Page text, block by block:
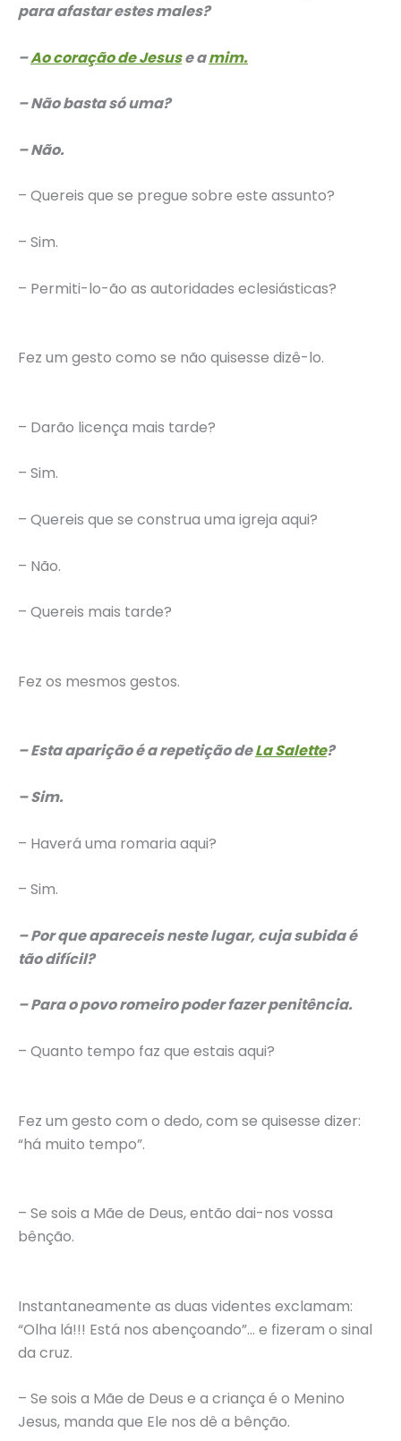
para afastar estes males?
–Ao coração de Jesuse amim.
– Não basta só uma?
– Não.
– Quereis que se pregue sobre este assunto?
– Sim.
– Permiti-lo-ão as autoridades eclesiásticas?
Fez um gesto como se não quisesse dizê-lo.
– Darão licença mais tarde?
– Sim.
– Quereis que se construa uma igreja aqui?
– Não.
– Quereis mais tarde?
Fez os mesmos gestos.
– Esta aparição é a repetição deLa Salette?
– Sim.
– Haverá uma romaria aqui?
– Sim.
– Por que apareceis neste lugar, cuja subida é
tão difícil?
– Para o povo romeiro poder fazer penitência.
– Quanto tempo faz que estais aqui?
Fez um gesto com o dedo, com se quisesse dizer:
“há muito tempo”.
– Se sois a Mãe de Deus, então dai-nos vossa
bênção.
Instantaneamente as duas videntes exclamam:
“Olha lá!!! Está nos abençoando”… e fizeram o sinal
da cruz.
– Se sois a Mãe de Deus e a criança é o Menino
Jesus, manda que Ele nos dê a bênção.